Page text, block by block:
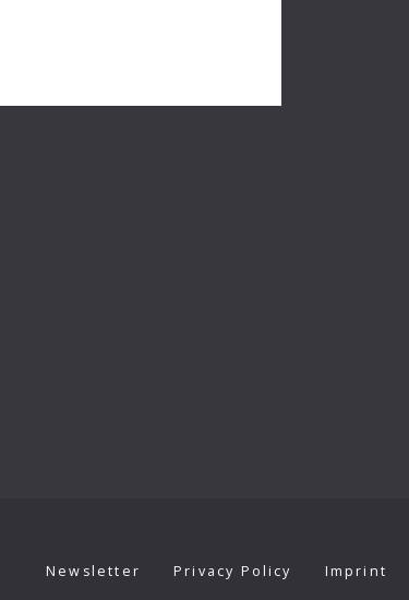
Newsletter Privacy Policy Imprint